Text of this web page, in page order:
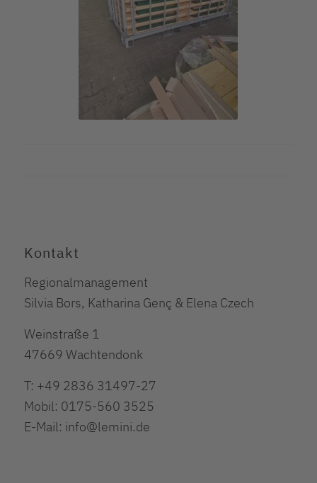
Kontakt
Regionalmanagement
Silvia Bors, Katharina Genç & Elena Czech
Weinstraße 1
47669 Wachtendonk
T: +49 2836 31497-27
Mobil: 0175-560 3525
E-Mail: info@lemini.de